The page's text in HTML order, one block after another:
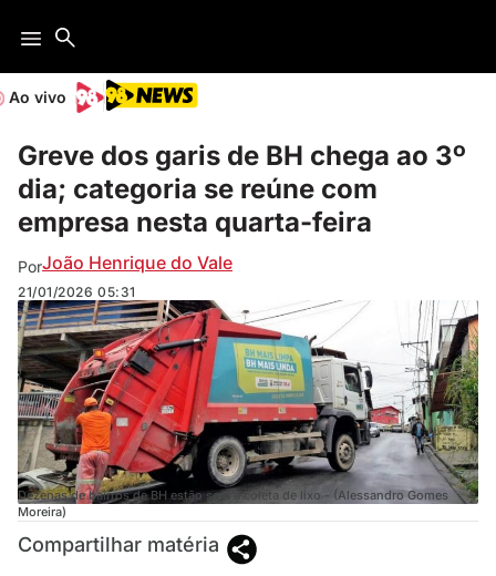
Ao vivo
Greve dos garis de BH chega ao 3º
dia; categoria se reúne com
empresa nesta quarta-feira
PorJoão Henrique do Vale
21/01/2026 05:31
Dezenas de bairros de BH estão sem a coleta de lixo - (Alessandro Gomes
Moreira)
Compartilhar matéria